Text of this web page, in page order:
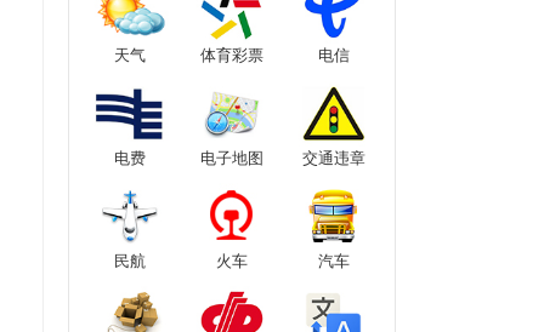
天气 体育彩票 电信
电费 电子地图 交通违章
民航 火车 汽车